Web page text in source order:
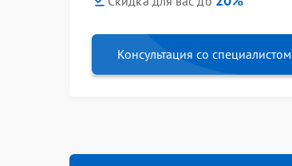
Консультация со специалистом